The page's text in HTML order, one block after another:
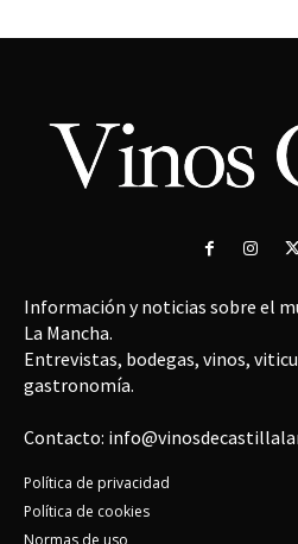
Información y noticias sobre el
La Mancha.
Entrevistas, bodegas, vinos,
gastronomía.
Contacto:
Política de privacidad
Política de cookies
Normas de uso